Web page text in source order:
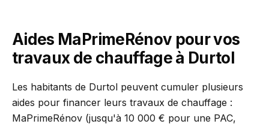
Aides MaPrimeRénov pour vos
travaux de chauffage à Durtol
Les habitants de Durtol peuvent cumuler plusieurs
aides pour financer leurs travaux de chauffage :
MaPrimeRénov (jusqu'à 10 000 € pour une PAC,